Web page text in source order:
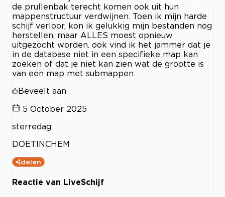
de prullenbak terecht komen ook uit hun
mappenstructuur verdwijnen. Toen ik mijn harde
schijf verloor, kon ik gelukkig mijn bestanden nog
herstellen, maar ALLES moest opnieuw
uitgezocht worden. ook vind ik het jammer dat je
in de database niet in een specifieke map kan
zoeken of dat je niet kan zien wat de grootte is
van een map met submappen.
Beveelt aan
5 October 2025
sterredag
DOETINCHEM
delen
Reactie van LiveSchijf